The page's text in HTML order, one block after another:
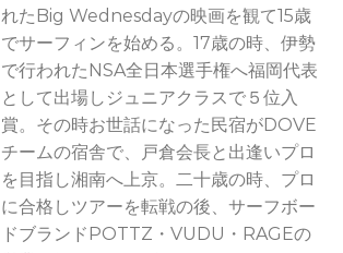
れたBig Wednesdayの映画を観て15歳
でサーフィンを始める。17歳の時、伊勢
で行われたNSA全日本選手権へ福岡代表
として出場しジュニアクラスで５位入
賞。その時お世話になった民宿がDOVE
チームの宿舎で、戸倉会長と出逢いプロ
を目指し湘南へ上京。二十歳の時、プロ
に合格しツアーを転戦の後、サーフボー
ドブランドPOTTZ・VUDU・RAGEの